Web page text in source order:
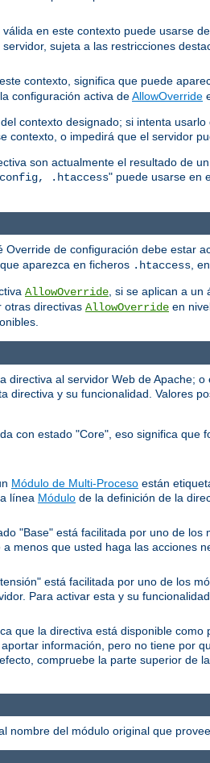
en este contexto puede usarse
sujeta a las restricciones
contexto, significa que puede
configuración activa deAllowOverride
contexto designado; si intenta
contexto, o impedirá que el servidor
son actualmente el resultado de
.htaccess" puede usarse en
Override de configuración debe estar
aparezca en ficheros .htaccess,
AllowOverride, si se aplican a un
otras directivas AllowOverride en
directiva al servidor Web de Apache;
directiva y su funcionalidad. Valores
con estado "Core", eso significa
Módulo de Multi-Proceso están
línea Módulo de la definición de la
"Base" está facilitada por uno de
menos que usted haga las acciones
está facilitada por uno de los
Para activar esta y su
que la directiva está disponible
información, pero no tiene por
compruebe la parte superior de
nombre del módulo original que